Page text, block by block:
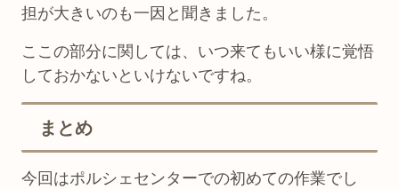
担が大きいのも一因と聞きました。
ここの部分に関しては、いつ来てもいい様に覚悟
しておかないといけないですね。
まとめ
今回はポルシェセンターでの初めての作業でし